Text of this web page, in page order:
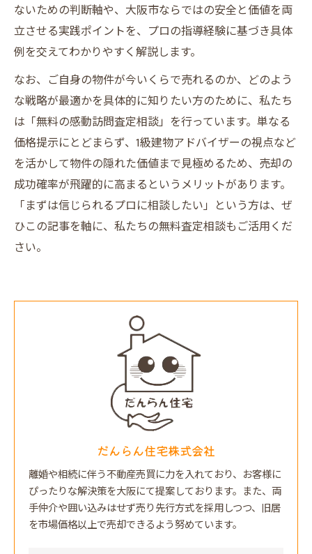
ないための判断軸や、大阪市ならではの安全と価値を両
立させる実践ポイントを、プロの指導経験に基づき具体
例を交えてわかりやすく解説します。
なお、ご自身の物件が今いくらで売れるのか、どのよう
な戦略が最適かを具体的に知りたい方のために、私たち
は「無料の感動訪問査定相談」を行っています。単なる
価格提示にとどまらず、1級建物アドバイザーの視点など
を活かして物件の隠れた価値まで見極めるため、売却の
成功確率が飛躍的に高まるというメリットがあります。
「まずは信じられるプロに相談したい」という方は、ぜ
ひこの記事を軸に、私たちの無料査定相談もご活用くだ
さい。
だんらん住宅株式会社
離婚や相続に伴う不動産売買に力を入れており、お客様に
ぴったりな解決策を大阪にて提案しております。また、両
手仲介や囲い込みはせず売り先行方式を採用しつつ、旧居
を市場価格以上で売却できるよう努めています。